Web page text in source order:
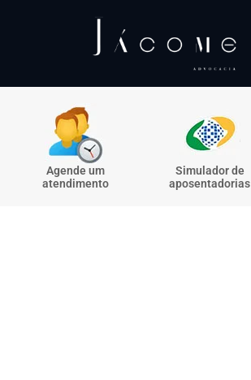
Agende um
atendimento
Simulador de
aposentadorias